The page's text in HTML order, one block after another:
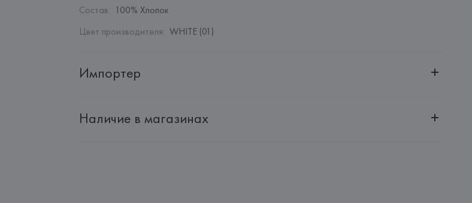
Состав: 100% Хлопок
Цвет производителя: WHITE (01)
Импортер
Адрес: Республика Беларусь, 220030, г. Минск, ул. Немига, 5, пом. 39, ком. 1
Наличие в магазинах